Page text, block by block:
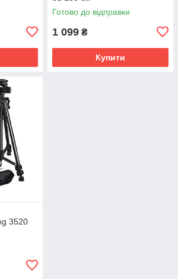
Готово до відправки
1 099 ₴
Купити
3520